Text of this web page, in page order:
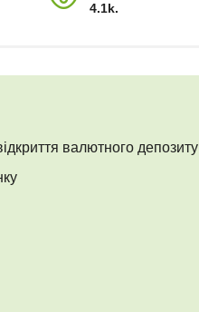
4.1k.
валютного